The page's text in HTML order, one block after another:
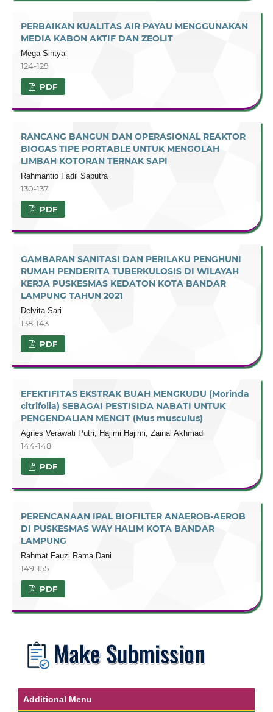
PERBAIKAN KUALITAS AIR PAYAU MENGGUNAKAN
MEDIA KABON AKTIF DAN ZEOLIT
Mega Sintya
124-129
PDF
RANCANG BANGUN DAN OPERASIONAL REAKTOR
BIOGAS TIPE PORTABLE UNTUK MENGOLAH
LIMBAH KOTORAN TERNAK SAPI
Rahmantio Fadil Saputra
130-137
PDF
GAMBARAN SANITASI DAN PERILAKU PENGHUNI
RUMAH PENDERITA TUBERKULOSIS DI WILAYAH
KERJA PUSKESMAS KEDATON KOTA BANDAR
LAMPUNG TAHUN 2021
Delvita Sari
138-143
PDF
EFEKTIFITAS EKSTRAK BUAH MENGKUDU (Morinda
citrifolia) SEBAGAI PESTISIDA NABATI UNTUK
PENGENDALIAN MENCIT (Mus musculus)
Agnes Verawati Putri, Hajimi Hajimi, Zainal Akhmadi
144-148
PDF
PERENCANAAN IPAL BIOFILTER ANAEROB-AEROB
DI PUSKESMAS WAY HALIM KOTA BANDAR
LAMPUNG
Rahmat Fauzi Rama Dani
149-155
PDF
Additional Menu